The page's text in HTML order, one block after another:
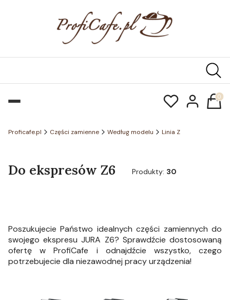
Proficafe.pl Części zamienne Według modelu Linia Z
Do ekspresów Z6 Produkty: 30
Poszukujecie Państwo idealnych części zamiennych do
swojego ekspresu JURA Z6? Sprawdźcie dostosowaną
ofertę w ProfiCafe i odnajdźcie wszystko, czego
potrzebujecie dla niezawodnej pracy urządzenia!